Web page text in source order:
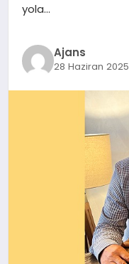
TEKNOLOJI
yola…
Ajans
28 Haziran 2025